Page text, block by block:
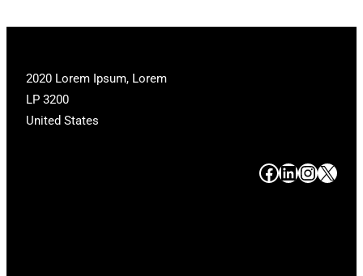
2020 Lorem Ipsum, Lorem
LP 3200
United States
# # # #